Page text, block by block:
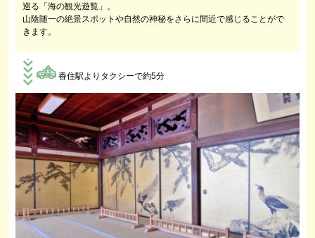
巡る「海の観光遊覧」。
山陰随一の絶景スポットや自然の神秘をさらに間近で感じることがで
きます。
香住駅よりタクシーで約5分